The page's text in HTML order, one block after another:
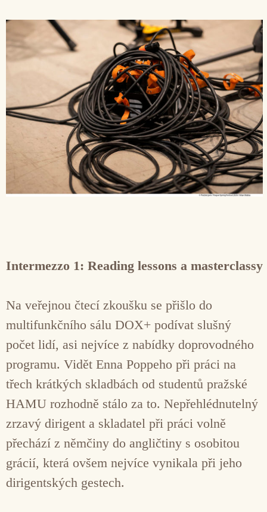
Intermezzo 1: Reading lessons a masterclassy
Na veřejnou čtecí zkoušku se přišlo do
multifunkčního sálu DOX+ podívat slušný
počet lidí, asi nejvíce z nabídky doprovodného
programu. Vidět Enna Poppeho při práci na
třech krátkých skladbách od studentů pražské
HAMU rozhodně stálo za to. Nepřehlédnutelný
zrzavý dirigent a skladatel při práci volně
přechází z němčiny do angličtiny s osobitou
grácií, která ovšem nejvíce vynikala při jeho
dirigentských gestech.